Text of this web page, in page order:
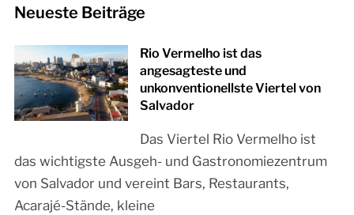
Neueste Beiträge
Rio Vermelho ist das
angesagteste und
unkonventionellste Viertel von
Salvador
Das Viertel Rio Vermelho ist
das wichtigste Ausgeh- und Gastronomiezentrum
von Salvador und vereint Bars, Restaurants,
Acarajé-Stände, kleine